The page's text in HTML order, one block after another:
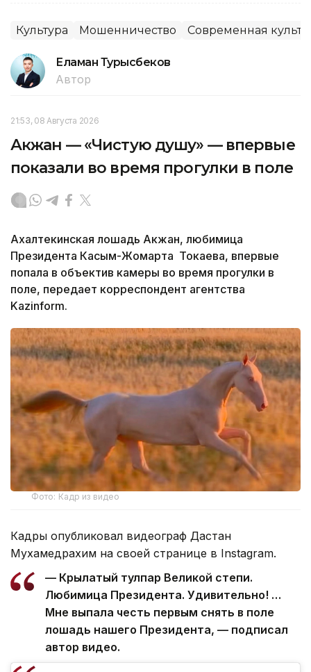
Культура Мошенничество Современная
Еламан Турысбеков
Автор
21:53, 08 Августа 2026
Акжан — «Чистую душу» — впервые
показали во время прогулки в поле
Ахалтекинская лошадь Акжан, любимица
Президента Касым-Жомарта Токаева, впервые
попала в объектив камеры во время прогулки в
поле, передает корреспондент агентства
Kazinform.
Фото: Кадр из видео
Кадры опубликовал видеограф Дастан
Мухамедрахим на своей странице в Instagram.
— Крылатый тулпар Великой степи.
Любимица Президента. Удивительно! …
Мне выпала честь первым снять в поле
лошадь нашего Президента, — подписал
автор видео.